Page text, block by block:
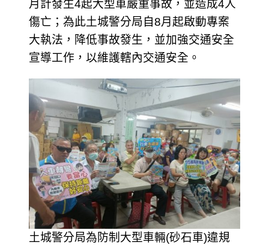
月計發生4起大型車嚴重事故，並造成4人
傷亡；為此土城警分局自8月起啟動專案
大執法，降低事故發生，並加強交通安全
宣導工作，以維護轄內交通安全。
土城警分局為防制大型車輛(砂石車)違規